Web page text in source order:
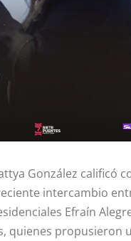
González calificó
intercambio
Efraín
quienes propusieron